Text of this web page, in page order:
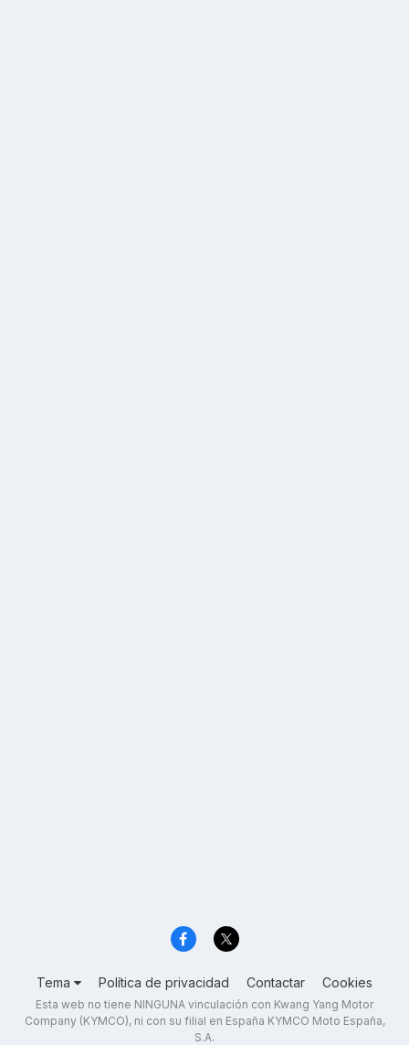
Tema Política de privacidad Contactar Cookies
Esta web no tiene NINGUNA vinculación con Kwang Yang Motor
Company (KYMCO), ni con su filial en España KYMCO Moto España,
S.A.